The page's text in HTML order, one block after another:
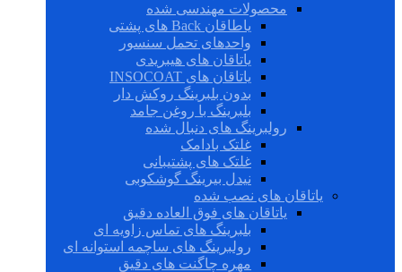
محصولات مهندسی شده
یاطاقان Back های پشتی
واحدهای تحمل سنسور
یاتاقان های هیبریدی
یاتاقان های INSOCOAT
بدون بلبرینگ روکش دار
بلبرینگ با روغن جامد
رولبرینگ های دنبال شده
غلتک بادامک
غلتک های پشتیبانی
نیدل بیرینگ گوشکوبی
یاتاقان های نصب شده
یاتاقان های فوق العاده دقیق
بلبرینگ های تماس زاویه ای
رولبرینگ های ساچمه استوانه ای
مهره چاگنت های دقیق